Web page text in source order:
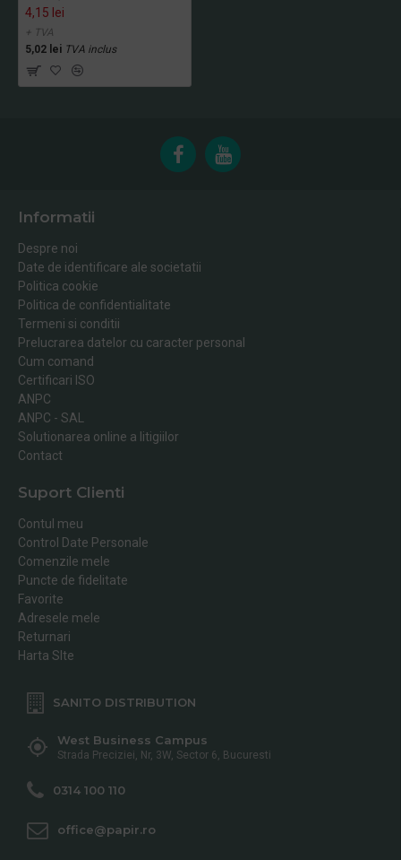
4,15 lei
+ TVA
5,02 lei TVA inclus
Informatii
Despre noi
Date de identificare ale societatii
Politica cookie
Politica de confidentialitate
Termeni si conditii
Prelucrarea datelor cu caracter personal
Cum comand
Certificari ISO
ANPC
ANPC - SAL
Solutionarea online a litigiilor
Contact
Suport Clienti
Contul meu
Control Date Personale
Comenzile mele
Puncte de fidelitate
Favorite
Adresele mele
Returnari
Harta SIte
SANITO DISTRIBUTION
West Business Campus
Strada Preciziei, Nr, 3W, Sector 6, Bucuresti
0314 100 110
office@papir.ro